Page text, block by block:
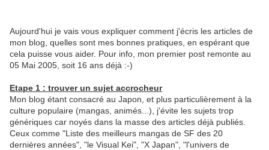
Aujourd'hui je vais vous expliquer comment j'écris les articles de
mon blog, quelles sont mes bonnes pratiques, en espérant que
cela puisse vous aider. Pour info, mon premier post remonte au
05 Mai 2005, soit 16 ans déjà :-)
Etape 1 : trouver un sujet accrocheur
Mon blog étant consacré au Japon, et plus particulièrement à la
culture populaire (mangas, animés...), j'évite les sujets trop
génériques car noyés dans la masse des articles déjà publiés.
Ceux comme "Liste des meilleurs mangas de SF des 20
dernières années", "le Visual Kei", "X Japan", "l'univers de